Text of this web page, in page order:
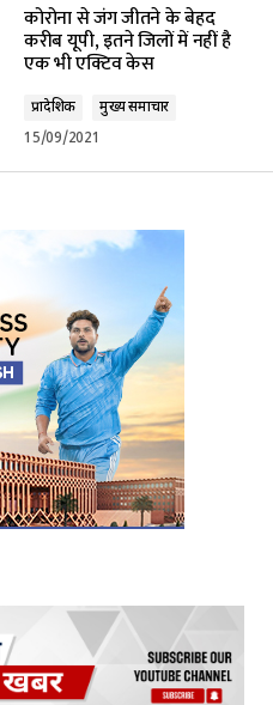
कोरोना से जंग जीतने के बेहद
करीब यूपी, इतने जिलों में नहीं है
एक भी एक्टिव केस
प्रादेशिक
मुख्य समाचार
15/09/2021